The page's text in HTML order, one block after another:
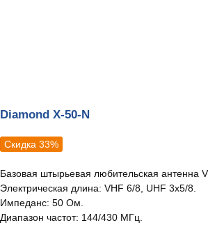
Diamond X-50-N
Скидка 33%
Базовая штырьевая любительская антенна
Электрическая длина: VHF 6/8, UHF 3x5/8.
Импеданс: 50 Ом.
Диапазон частот: 144/430 МГц.